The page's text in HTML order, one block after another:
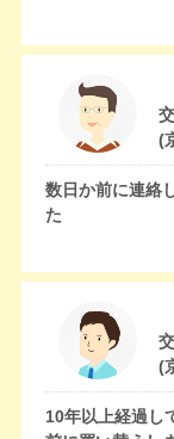
(
数日か前に連絡
た
(
10年以上経過し